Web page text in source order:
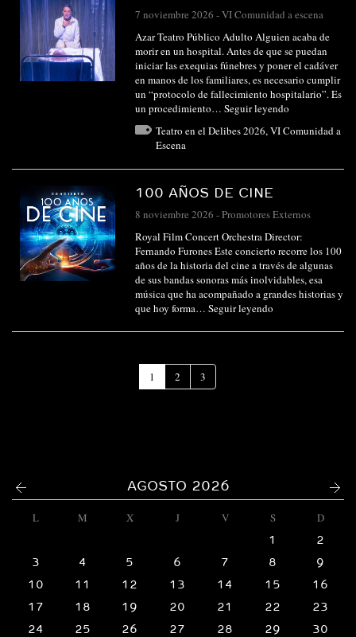
7 noviembre 2026 -VI Comunidad a escena
Azar Teatro Público Adulto Alguien acaba de
morir en un hospital. Antes de que se puedan
iniciar las exequias fúnebres y poner el cadáver
en manos de los familiares, es necesario cumplir
un “protocolo de fallecimiento hospitalario”. Es
un procedimiento… Seguir leyendo
Teatro en el Delibes 2026, VI Comunidad a
Escena
100 AÑOS DE CINE
8 noviembre 2026 -Promotores Externos
Royal Film Concert Orchestra Director:
Fernando Furones Este concierto recorre los 100
años de la historia del cine a través de algunas
de sus bandas sonoras más inolvidables, esa
música que ha acompañado a grandes historias y
que hoy forma… Seguir leyendo
1 (Página
actual)
2 3
AGOSTO 2026
L M X J V S
D
1
2
3
4 5 6 7 8
9
10
11 12 13 14 15
16
17
18 19 20 21 22
23
24
25 26 27 28 29
30